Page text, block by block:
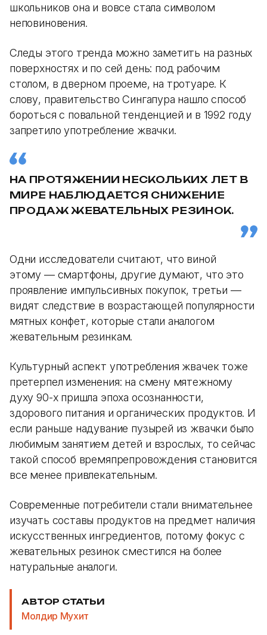
школьников она и вовсе стала символом
неповиновения.
Следы этого тренда можно заметить на разных
поверхностях и по сей день: под рабочим
столом, в дверном проеме, на тротуаре. К
слову, правительство Сингапура нашло способ
бороться с повальной тенденцией и в 1992 году
запретило употребление жвачки.
НА ПРОТЯЖЕНИИ НЕСКОЛЬКИХ ЛЕТ В
МИРЕ НАБЛЮДАЕТСЯ СНИЖЕНИЕ
ПРОДАЖ ЖЕВАТЕЛЬНЫХ РЕЗИНОК.
Одни исследователи считают, что виной
этому — смартфоны, другие думают, что это
проявление импульсивных покупок, третьи —
видят следствие в возрастающей популярности
мятных конфет, которые стали аналогом
жевательным резинкам.
Культурный аспект употребления жвачек тоже
претерпел изменения: на смену мятежному
духу 90-х пришла эпоха осознанности,
здорового питания и органических продуктов. И
если раньше надувание пузырей из жвачки было
любимым занятием детей и взрослых, то сейчас
такой способ времяпрепровождения становится
все менее привлекательным.
Современные потребители стали внимательнее
изучать составы продуктов на предмет наличия
искусственных ингредиентов, потому фокус с
жевательных резинок сместился на более
натуральные аналоги.
АВТОР СТАТЬИ
Молдир Мухит